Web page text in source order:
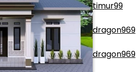
timur99
dragon969
dragon969